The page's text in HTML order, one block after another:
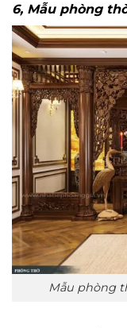
6, Mẫu phòng
Mẫu phòng